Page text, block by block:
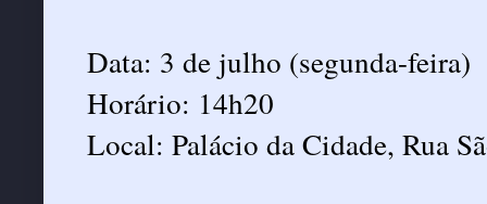
Data: 3 de julho (segunda-feira)
Horário: 14h20
Local: Palácio da Cidade, Rua